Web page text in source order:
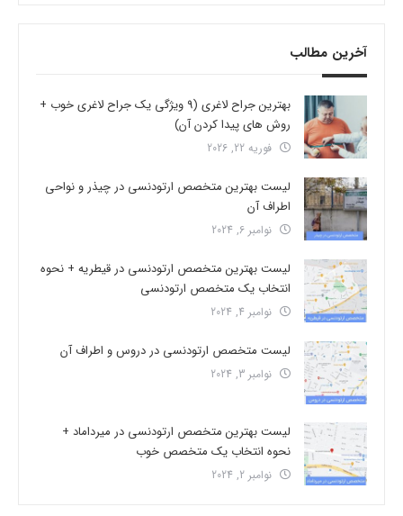
آخرین مطالب
بهترین جراح لاغری (9 ویژگی یک جراح لاغری خوب +
روش های پیدا کردن آن)
فوریه 22, 2026
لیست بهترین متخصص ارتودنسی در چیذر و نواحی
اطراف آن
نوامبر 6, 2024
لیست بهترین متخصص ارتودنسی در قیطریه + نحوه
انتخاب یک متخصص ارتودنسی
نوامبر 4, 2024
لیست متخصص ارتودنسی در دروس و اطراف آن
نوامبر 3, 2024
لیست بهترین متخصص ارتودنسی در میرداماد +
نحوه انتخاب یک متخصص خوب
نوامبر 2, 2024